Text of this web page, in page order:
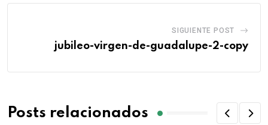
SIGUIENTE POST
jubileo-virgen-de-guadalupe-2-copy
Posts relacionados